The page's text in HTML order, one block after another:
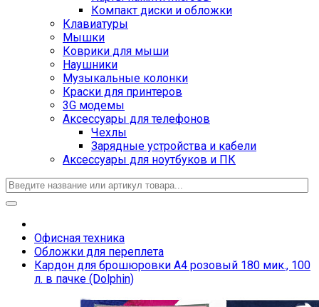
Компакт диски и обложки
Клавиатуры
Мышки
Коврики для мыши
Наушники
Музыкальные колонки
Краски для принтеров
3G модемы
Аксессуары для телефонов
Чехлы
Зарядные устройства и кабели
Аксессуары для ноутбуков и ПК
Офисная техника
Обложки для переплета
Кардон для брошюровки A4 розовый 180 мик., 100
л. в пачке (Dolphin)